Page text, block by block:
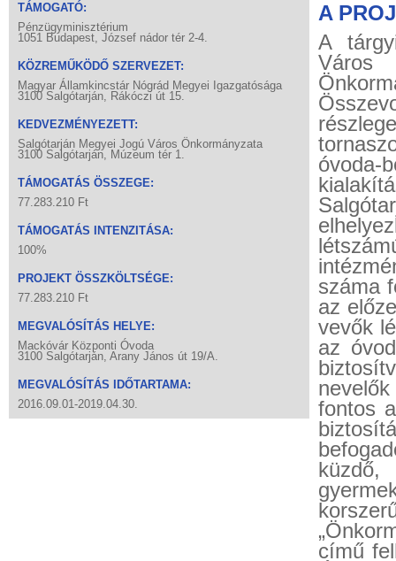
TÁMOGATÓ:
Pénzügyminisztérium
1051 Budapest, József nádor tér 2-4.
KÖZREMŰKÖDŐ SZERVEZET:
Magyar Államkincstár Nógrád Megyei Igazgatósága
3100 Salgótarján, Rákóczi út 15.
KEDVEZMÉNYEZETT:
Salgótarján Megyei Jogú Város Önkormányzata
3100 Salgótarján, Múzeum tér 1.
TÁMOGATÁS ÖSSZEGE:
77.283.210 Ft
TÁMOGATÁS INTENZITÁSA:
100%
PROJEKT ÖSSZKÖLTSÉGE:
77.283.210 Ft
MEGVALÓSÍTÁS HELYE:
Mackóvár Központi Óvoda
3100 Salgótarján, Arany János út 19/A.
MEGVALÓSÍTÁS IDŐTARTAMA:
2016.09.01-2019.04.30.
A
A
óvoda-
száma
az
vevők
az
fontos
küzdő,
című